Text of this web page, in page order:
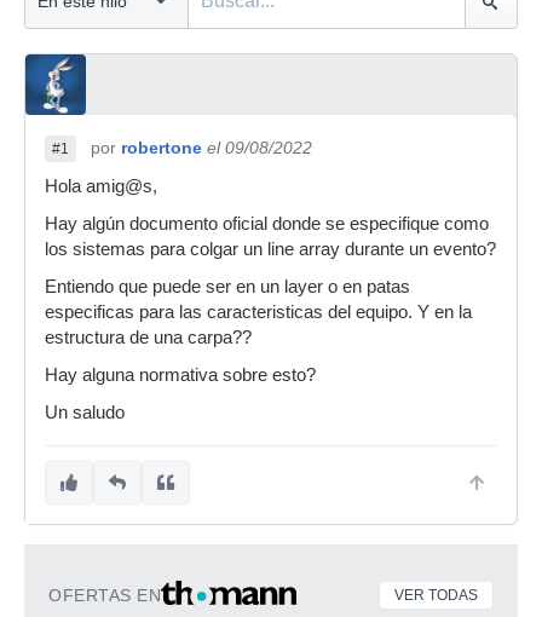
#1 por robertone el 09/08/2022
Hola amig@s,
Hay algún documento oficial donde se especifique como
los sistemas para colgar un line array durante un evento?
Entiendo que puede ser en un layer o en patas
especificas para las caracteristicas del equipo. Y en la
estructura de una carpa??
Hay alguna normativa sobre esto?
Un saludo
OFERTAS EN VER TODAS